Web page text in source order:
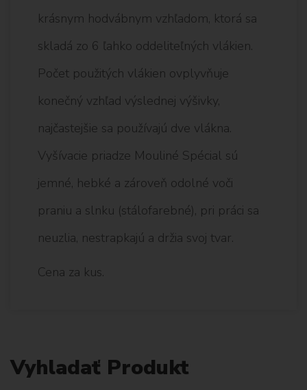
krásnym hodvábnym vzhľadom, ktorá sa
skladá zo 6 ľahko oddeliteľných vlákien.
Počet použitých vlákien ovplyvňuje
konečný vzhľad výslednej výšivky,
najčastejšie sa používajú dve vlákna.
Vyšívacie priadze Mouliné Spécial sú
jemné, hebké a zároveň odolné voči
praniu a slnku (stálofarebné), pri práci sa
neuzlia, nestrapkajú a držia svoj tvar.
Cena za kus.
Vyhladať Produkt